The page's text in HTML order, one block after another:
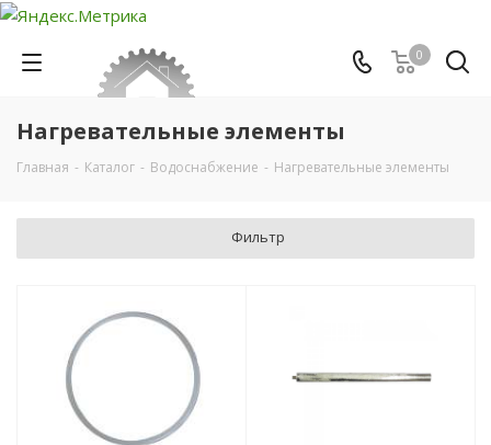
0
Нагревательные элементы
Главная - Каталог - Водоснабжение - Нагревательные элементы
Фильтр